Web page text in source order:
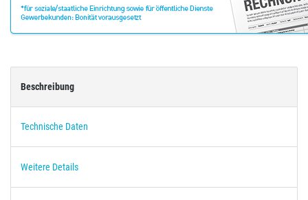
Beschreibung
Technische Daten
Weitere Details